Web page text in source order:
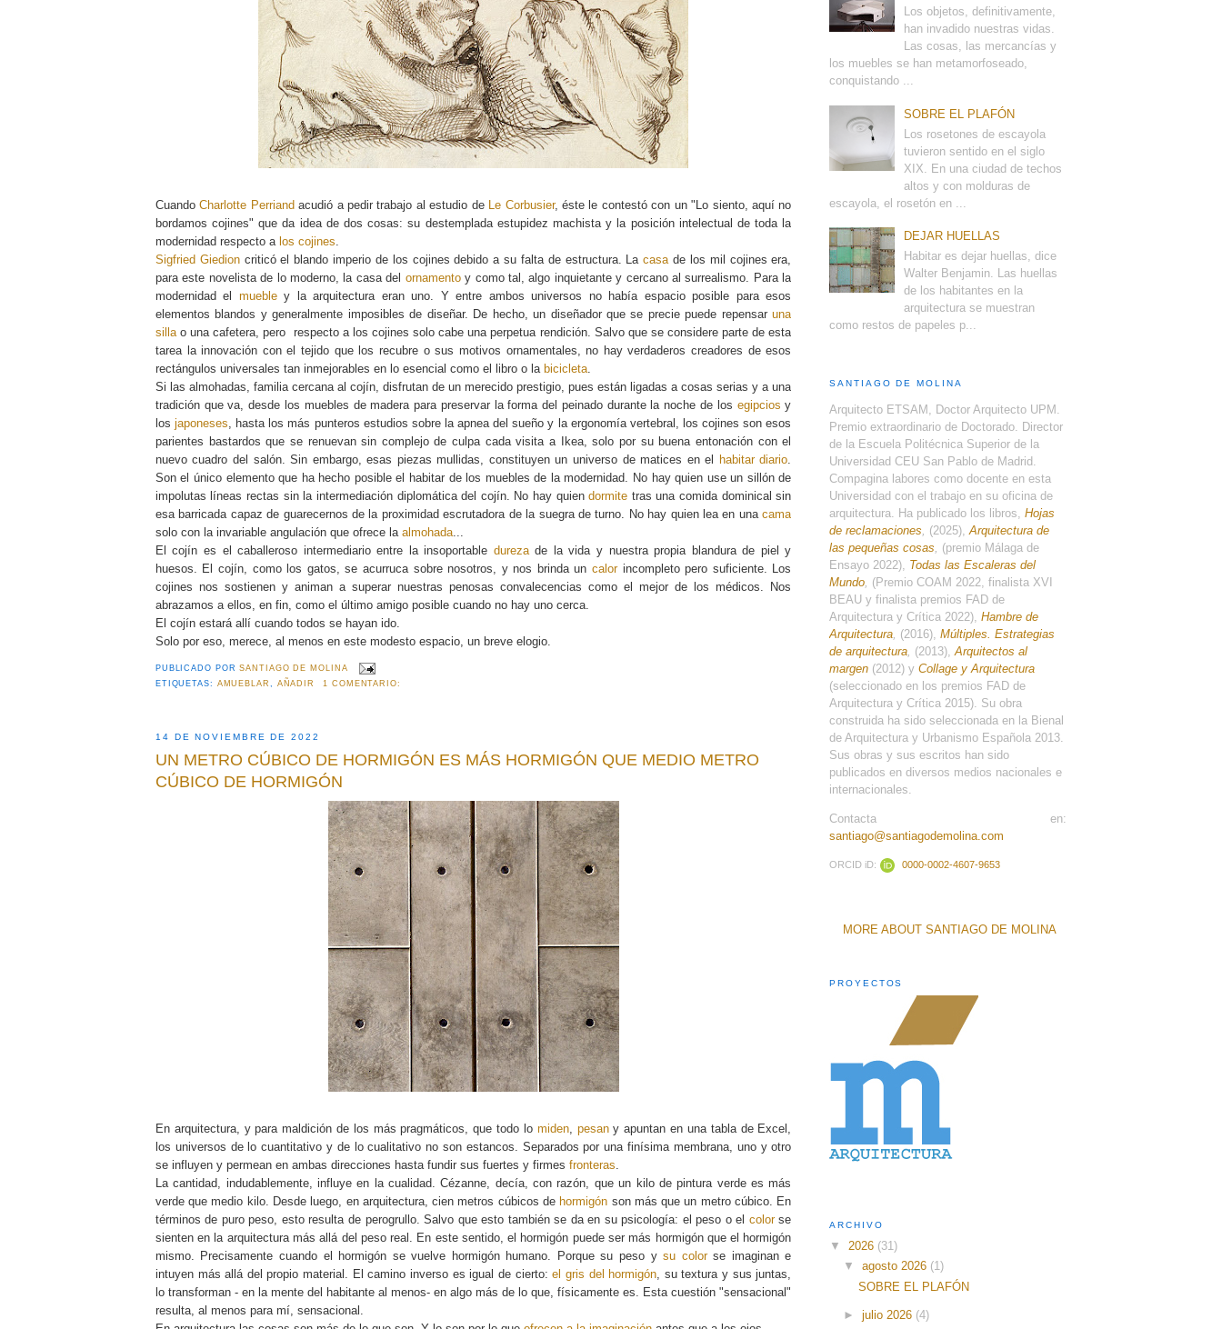
CuandoCharlotte Perriandacudió a pedir trabajo al estudio de Le Corbusier, éste le contestó con un "Lo siento, aquí no
bordamos cojines" que da idea de dos cosas: su destemplada estupidez machista y la posición intelectual de toda la
modernidad respecto a los cojines
Sigfried Giedioncriticó el blando imperio de los cojines debido a su falta de estructura. Lacasa de los mil cojines era,
para este novelista de lo moderno, la casa del ornamentoy como tal, algo inquietante y cercano al surrealismo. Para la
modernidad el muebley la arquitectura eran uno. Y entre ambos universos no había espacio posible para esos
elementos blandos y generalmente imposibles de diseñar. De hecho, un diseñador que se precie puede repensaruna
sillao una cafetera, pero respecto a los cojines solo cabe una perpetua rendición. Salvo que se considere parte de esta
tarea la innovación con el tejido que los recubre o sus motivos ornamentales, no hay verdaderos creadores de esos
rectángulos universales tan inmejorables en lo esencial como el libro o la bicicleta.
Si las almohadas, familia cercana al cojín, disfrutan de un merecido prestigio, pues están ligadas a cosas serias y a una
tradición que va, desde los muebles de madera para preservar la forma del peinado durante la noche de los egipcios y
losjaponeses , hasta los más punteros estudios sobre la apnea del sueño y la ergonomía vertebral, los cojines son esos
parientes bastardos que se renuevan sin complejo de culpa cada visita a Ikea, solo por su buena entonación con el
nuevo cuadro del salón. Sin embargo, esas piezas mullidas, constituyen un universo de matices en el habitar diario
Son el único elemento que ha hecho posible el habitar de los muebles de la modernidad. No hay quien use un sillón de
impolutas líneas rectas sin la intermediación diplomática del cojín. No hay quiendormite tras una comida dominical sin
esa barricada capaz de guarecernos de la proximidad escrutadora de la suegra de turno. No hay quien lea en unacama
solo con la invariable angulación que ofrece la almohada...
El cojín es el caballeroso intermediario entre la insoportable durezade la vida y nuestra propia blandura de piel y
huesos. El cojín, como los gatos, se acurruca sobre nosotros, y nos brinda uncalorincompleto pero suficiente. Los
cojines nos sostienen y animan a superar nuestras penosas convalecencias como el mejor de los médicos. Nos
abrazamos a ellos, en fin, como el último amigo posible cuando no hay uno cerca.
El cojín estará allí cuando todos se hayan ido.
Solo por eso, merece, al menos en este modesto espacio, un breve elogio.
PUBLICADO PORSANTIAGO DE MOLINA
ETIQUETAS: AMUEBLAR , AÑADIR 1 COMENTARIO:
14 DE NOVIEMBRE DE 2022
UN METRO CÚBICO DE HORMIGÓN ES MÁS HORMIGÓN QUE MEDIO METRO
CÚBICO DE HORMIGÓN
En arquitectura, y para maldición de los más pragmáticos, que todo lo miden, pesany apuntan en una tabla de Excel,
los universos de lo cuantitativo y de lo cualitativo no son estancos. Separados por una finísima membrana, uno y otro
se influyen y permean en ambas direcciones hasta fundir sus fuertes y firmes fronteras
La cantidad, indudablemente, influye en la cualidad. Cézanne, decía, con razón, que un kilo de pintura verde es más
verde que medio kilo. Desde luego, en arquitectura, cien metros cúbicos de hormigón son más que un metro cúbico. En
términos de puro peso, esto resulta de perogrullo. Salvo que esto también se da en su psicología: el peso o el colorse
sienten en la arquitectura más allá del peso real. En este sentido, el hormigón puede ser más hormigón que el hormigón
mismo. Precisamente cuando el hormigón se vuelve hormigón humano. Porque su peso ysu colorse imaginan e
intuyen más allá del propio material. El camino inverso es igual de cierto:el gris del hormigón , su textura y sus juntas,
lo transforman - en la mente del habitante al menos- en algo más de lo que, físicamente es. Esta cuestión "sensacional"
resulta, al menos para mí, sensacional.
Los objetos, definitivamente,
han invadido nuestras vidas.
Las cosas, las mercancías y
los muebles se han metamorfoseado,
conquistando ...
SOBRE EL PLAFÓN
Los rosetones de escayola
tuvieron sentido en el siglo
XIX. En una ciudad de techos
altos y con molduras de
escayola, el rosetón en ...
DEJAR HUELLAS
Habitar es dejar huellas, dice
Walter Benjamin. Las huellas
de los habitantes en la
arquitectura se muestran
como restos de papeles p...
SANTIAGO DE MOLINA
Arquitecto ETSAM, Doctor Arquitecto UPM.
Premio extraordinario de Doctorado. Director
de la Escuela Politécnica Superior de la
Universidad CEU San Pablo de Madrid.
Compagina labores como docente en esta
Universidad con el trabajo en su oficina de
arquitectura. Ha publicado los libros,Hojas
de reclamaciones
(2025),Arquitectura de
las pequeñas cosas
(premio Málaga de
Ensayo 2022), Todas las Escaleras del
Mundo (Premio COAM 2022, finalista XVI
BEAU y finalista premios FAD de
Arquitectura y Crítica 2022),Hambre de
Arquitectura (2016),Múltiples. Estrategias
de arquitectura (2013),Arquitectos al
margen (2012) yCollage y Arquitectura
(seleccionado en los premios FAD de
Arquitectura y Crítica 2015). Su obra
construida ha sido seleccionada en la Bienal
de Arquitectura y Urbanismo Española 2013.
Sus obras y sus escritos han sido
publicados en diversos medios nacionales e
internacionales.
Contacta en:
santiago@santiagodemolina.com
ORCID iD: 0000-0002-4607-9653
MORE ABOUT SANTIAGO DE MOLINA
PROYECTOS
ARCHIVO
▼2026 (31)
▼agosto 2026 (1)
SOBRE EL PLAFÓN
►julio 2026 (4)